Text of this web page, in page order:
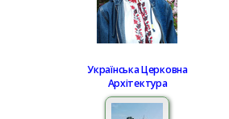
Українська Церковна
Архітектура